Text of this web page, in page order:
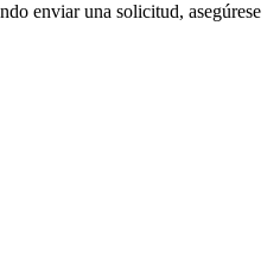
enviar una solicitud, asegúrese